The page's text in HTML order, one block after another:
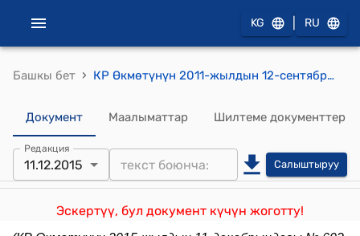
KG RU
Башкы бет › КР Өкмөтүнүн 2011-жылдын 12-сентябрындагы № 408-б (Кыргыз Республикасынын Билим берүү жана илим министрлиги менен Кытай Эл Республикасынын Билим берүү министрлигинин ортосундагы билим берүү жаатында кызматташтык жөнүндө макулдашуунун долбооруна макулдук берүү боюнча) буйругу
Документ Маалыматтар Шилтеме документтер
Редакция
11.12.2015 Салыштыруу
Эскертүү, бул документ күчүн жоготту!